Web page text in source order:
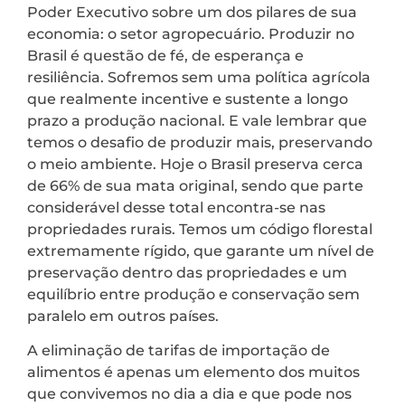
Poder Executivo sobre um dos pilares de sua
economia: o setor agropecuário. Produzir no
Brasil é questão de fé, de esperança e
resiliência. Sofremos sem uma política agrícola
que realmente incentive e sustente a longo
prazo a produção nacional. E vale lembrar que
temos o desafio de produzir mais, preservando
o meio ambiente. Hoje o Brasil preserva cerca
de 66% de sua mata original, sendo que parte
considerável desse total encontra-se nas
propriedades rurais. Temos um código florestal
extremamente rígido, que garante um nível de
preservação dentro das propriedades e um
equilíbrio entre produção e conservação sem
paralelo em outros países.
A eliminação de tarifas de importação de
alimentos é apenas um elemento dos muitos
que convivemos no dia a dia e que pode nos